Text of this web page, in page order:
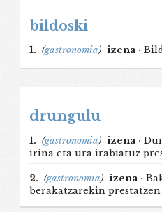
bildoski
1. (gastronomia) izena ·
drungulu
1. (gastronomia) izena ·
irina eta ura irabiatuz
2. (gastronomia) izena ·
berakatzarekin